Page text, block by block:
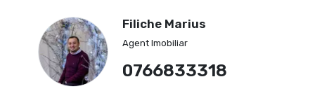
Filiche Marius
Agent Imobiliar
0766833318